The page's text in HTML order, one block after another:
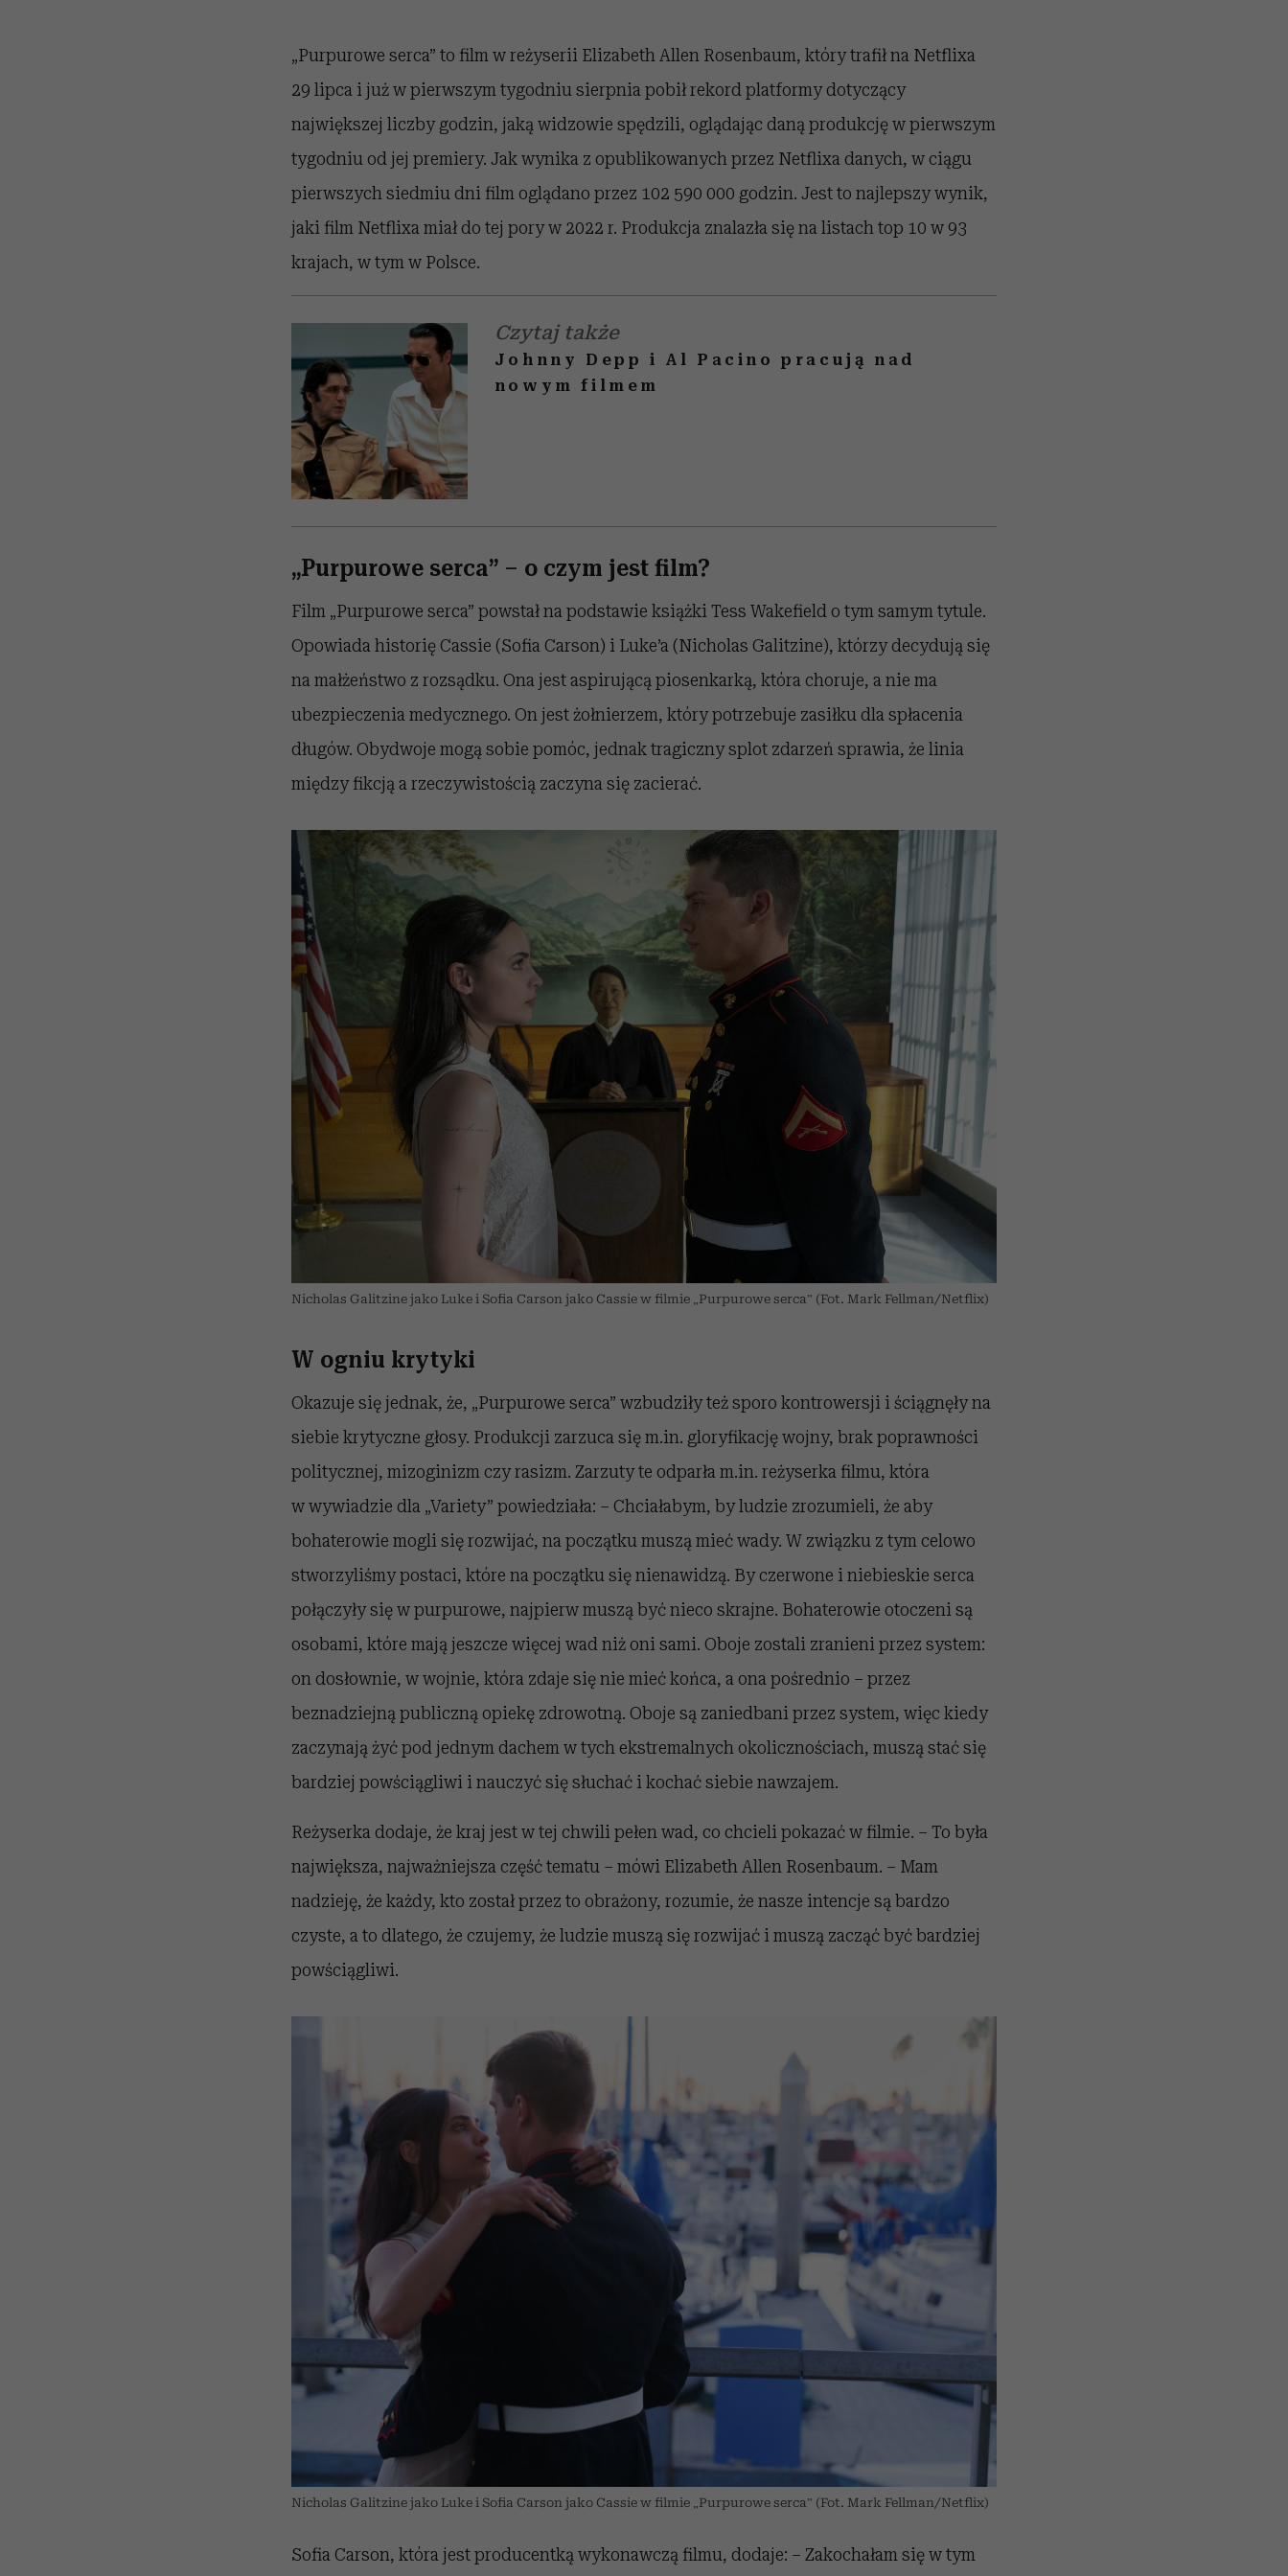
„Purpurowe serca” to film w reżyserii Elizabeth Allen Rosenbaum, który trafił na Netflixa
29 lipca i już w pierwszym tygodniu sierpnia pobił rekord platformy dotyczący
największej liczby godzin, jaką widzowie spędzili, oglądając daną produkcję w pierwszym
tygodniu od jej premiery. Jak wynika z opublikowanych przez Netflixa danych, w ciągu
pierwszych siedmiu dni film oglądano przez 102 590 000 godzin. Jest to najlepszy wynik,
jaki film Netflixa miał do tej pory w 2022 r. Produkcja znalazła się na listach top 10 w 93
krajach, w tym w Polsce.
Czytaj także
Johnny Depp i Al Pacino pracują nad
nowym filmem
„Purpurowe serca” – o czym jest film?
Film „Purpurowe serca” powstał na podstawie książki Tess Wakefield o tym samym tytule.
Opowiada historię Cassie (Sofia Carson) i Luke’a (Nicholas Galitzine), którzy decydują się
na małżeństwo z rozsądku. Ona jest aspirującą piosenkarką, która choruje, a nie ma
ubezpieczenia medycznego. On jest żołnierzem, który potrzebuje zasiłku dla spłacenia
długów. Obydwoje mogą sobie pomóc, jednak tragiczny splot zdarzeń sprawia, że linia
między fikcją a rzeczywistością zaczyna się zacierać.
Nicholas Galitzine jako Luke i Sofia Carson jako Cassie w filmie „Purpurowe serca” (Fot. Mark Fellman/Netflix)
W ogniu krytyki
Okazuje się jednak, że, „Purpurowe serca” wzbudziły też sporo kontrowersji i ściągnęły na
siebie krytyczne głosy. Produkcji zarzuca się m.in. gloryfikację wojny, brak poprawności
politycznej, mizoginizm czy rasizm. Zarzuty te odparła m.in. reżyserka filmu, która
w wywiadzie dla „Variety” powiedziała: – Chciałabym, by ludzie zrozumieli, że aby
bohaterowie mogli się rozwijać, na początku muszą mieć wady. W związku z tym celowo
stworzyliśmy postaci, które na początku się nienawidzą. By czerwone i niebieskie serca
połączyły się w purpurowe, najpierw muszą być nieco skrajne. Bohaterowie otoczeni są
osobami, które mają jeszcze więcej wad niż oni sami. Oboje zostali zranieni przez system:
on dosłownie, w wojnie, która zdaje się nie mieć końca, a ona pośrednio – przez
beznadziejną publiczną opiekę zdrowotną. Oboje są zaniedbani przez system, więc kiedy
zaczynają żyć pod jednym dachem w tych ekstremalnych okolicznościach, muszą stać się
bardziej powściągliwi i nauczyć się słuchać i kochać siebie nawzajem.
Reżyserka dodaje, że kraj jest w tej chwili pełen wad, co chcieli pokazać w filmie. – To była
największa, najważniejsza część tematu – mówi Elizabeth Allen Rosenbaum. – Mam
nadzieję, że każdy, kto został przez to obrażony, rozumie, że nasze intencje są bardzo
czyste, a to dlatego, że czujemy, że ludzie muszą się rozwijać i muszą zacząć być bardziej
powściągliwi.
Nicholas Galitzine jako Luke i Sofia Carson jako Cassie w filmie „Purpurowe serca” (Fot. Mark Fellman/Netflix)
Sofia Carson, która jest producentką wykonawczą filmu, dodaje: – Zakochałam się w tym